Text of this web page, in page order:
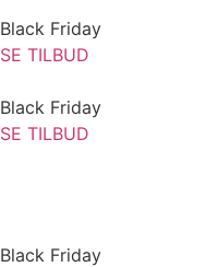
Black Friday
SE TILBUD
Black Friday
SE TILBUD
Black Friday